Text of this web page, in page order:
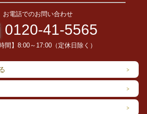
れゆえ
お電話でのお問い合わせ
0120-41-5565
間】8:00～17:00（定休日除く）